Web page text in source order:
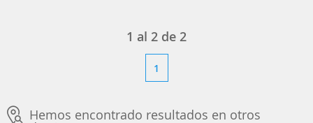
1 al 2 de 2
1
Hemos encontrado resultados en otros